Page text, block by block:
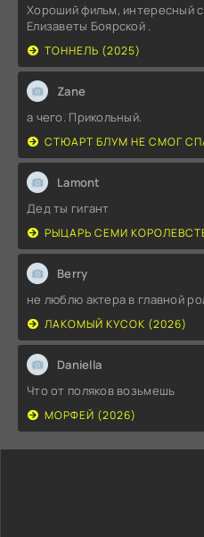
Хороший фильм, интересный
Елизаветы Боярской .
ТОННЕЛЬ (2025)
Zane
а чего. Прикольный.
СТЮАРТ БЛУМ НЕ СМОГ
Lamont
Дед ты гигант
РЫЦАРЬ СЕМИ
Berry
не люблю актера в главной
ЛАКОМЫЙ КУСОК (2026)
Daniella
Что от поляков возьмешь
МОРФЕЙ (2026)